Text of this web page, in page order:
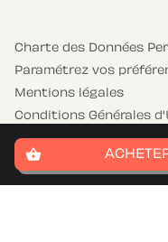
shopping_basket
Charte des Données
Paramétrez vos
Mentions légales
Conditions Générales
Charte de